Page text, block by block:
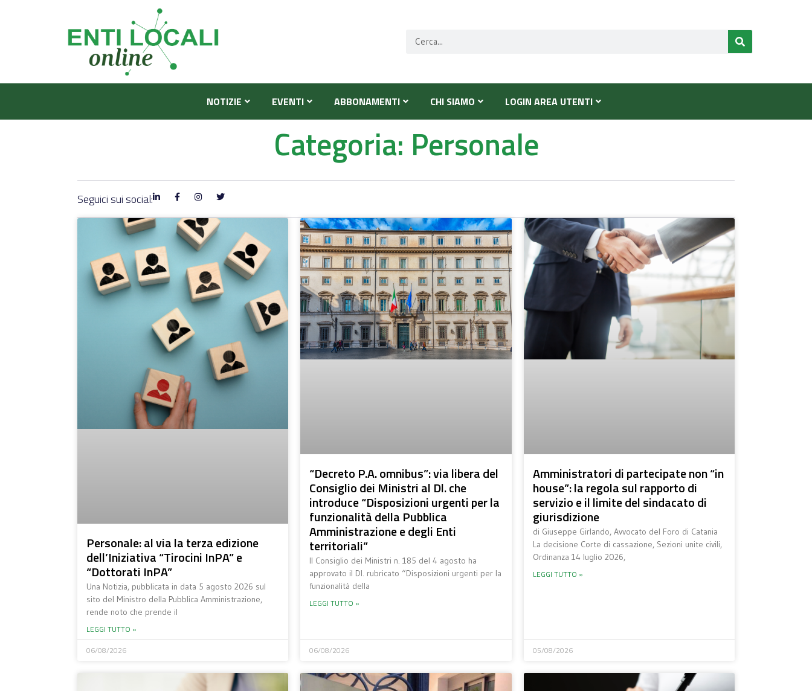
NOTIZIE EVENTI ABBONAMENTI CHI SIAMO LOGIN AREA UTENTI
Categoria: Personale
Seguici sui social:
Personale: al via la terza edizione
dell’Iniziativa “Tirocini InPA” e
“Dottorati InPA”
Una Notizia, pubblicata in data 5 agosto 2026 sul
sito del Ministro della Pubblica Amministrazione,
rende noto che prende il
LEGGI TUTTO »
06/08/2026
“Decreto P.A. omnibus”: via libera del
Consiglio dei Ministri al Dl. che
introduce “Disposizioni urgenti per la
funzionalità della Pubblica
Amministrazione e degli Enti
territoriali”
Il Consiglio dei Ministri n. 185 del 4 agosto ha
approvato il Dl. rubricato “Disposizioni urgenti per la
funzionalità della
LEGGI TUTTO »
06/08/2026
Amministratori di partecipate non “in
house”: la regola sul rapporto di
servizio e il limite del sindacato di
giurisdizione
di Giuseppe Girlando, Avvocato del Foro di Catania
La decisione Corte di cassazione, Sezioni unite civili,
Ordinanza 14 luglio 2026,
LEGGI TUTTO »
05/08/2026